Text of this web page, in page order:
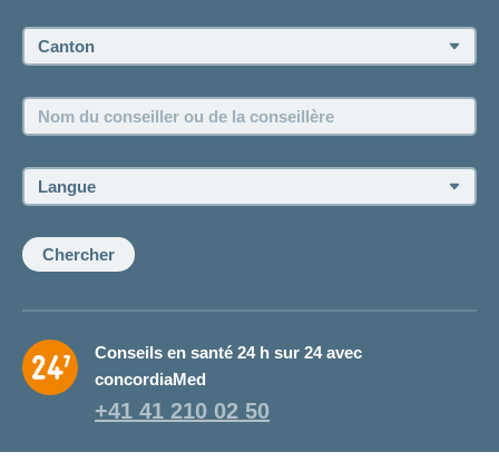
Postes vacants
Canton:
Nom
du
ou
de
conseillère:
Langue:
Chercher
Conseils en santé 24 h sur 24 avec
concordiaMed
+41 41 210 02 50